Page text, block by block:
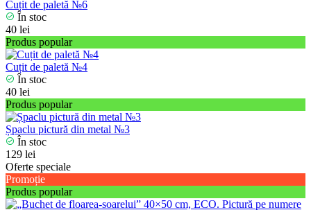
Cuțit de paletă №6
În stoc
40 lei
Produs popular
Cuțit de paletă №4
În stoc
40 lei
Produs popular
Șpaclu pictură din metal №3
În stoc
129 lei
Oferte speciale
Promoție
Produs popular